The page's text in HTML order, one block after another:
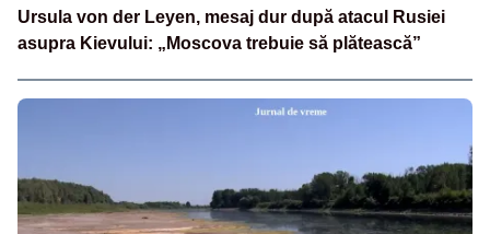
Ursula von der Leyen, mesaj dur după atacul Rusiei
asupra Kievului: „Moscova trebuie să plătească”